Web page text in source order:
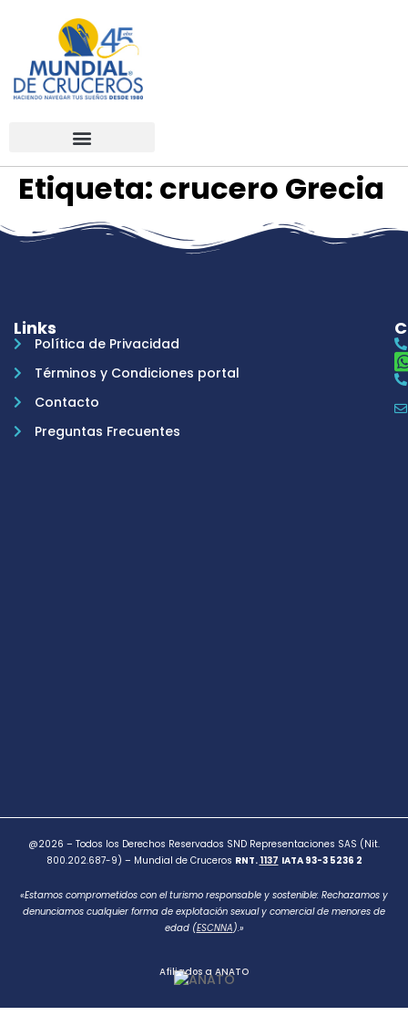
Etiqueta: crucero Grecia
Links
Política de Privacidad
Términos y Condiciones portal
Contacto
Preguntas Frecuentes
@2026 – Todos los Derechos Reservados SND Representaciones SAS (Nit.
800.202.687-9) – Mundial de Cruceros RNT. 1137 IATA 93-3 5236 2
«Estamos comprometidos con el turismo responsable y sostenible: Rechazamos y
denunciamos cualquier forma de explotación sexual y comercial de menores de
edad (ESCNNA).»
Afiliados a ANATO